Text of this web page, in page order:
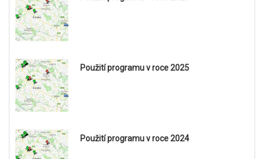
Použití programu v roce 2025
Použití programu v roce 2024